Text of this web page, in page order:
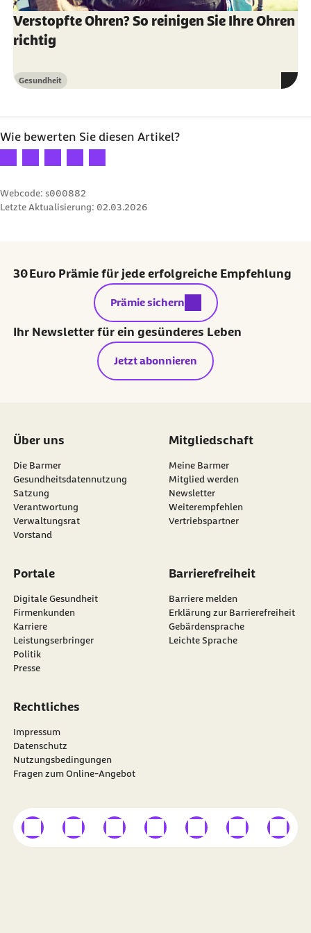
Marcieli Bellé et al. (Abruf am 24.02.2025):
Alcoholism: effects on the cochleo-
vestibular apparatus
Pharmazeutische Zeitung online (Abruf am
Verstopfte Ohren? So reinigen Sie Ihre Ohren
richtig
Kategorie
Gesundheit
Wie bewerten Sie diesen Artikel?
Ihre Bewertung: 1 Stern
Ihre Bewertung: 2 Sterne
Ihre Bewertung: 3 Sterne
Ihre Bewertung: 4 Sterne
Ihre Bewertung: 5 Sterne
Webcode: s000882
Letzte Aktualisierung: 02.03.2026
30 Euro Prämie für jede erfolgreiche Empfehlung
externer Link:
Prämie sichern
Ihr Newsletter für ein gesünderes Leben
Jetzt abonnieren
Über uns
Die Barmer
Gesundheitsdatennutzung
Satzung
Verantwortung
Verwaltungsrat
Vorstand
Mitgliedschaft
Meine Barmer
Mitglied werden
Newsletter
externer Link:
Weiterempfehlen
Vertriebspartner
Portale
Digitale Gesundheit
Firmenkunden
Karriere
Leistungserbringer
Politik
Presse
Barrierefreiheit
Barriere melden
Erklärung zur Barrierefreiheit
Gebärdensprache
Leichte Sprache
Rechtliches
Impressum
Datenschutz
Nutzungsbedingungen
Fragen zum Online-Angebot
Besuchen Sie dieBARMER auf
externer Linkexterner Linkexterner Linkexterner Linkexterner Linkexterner Link